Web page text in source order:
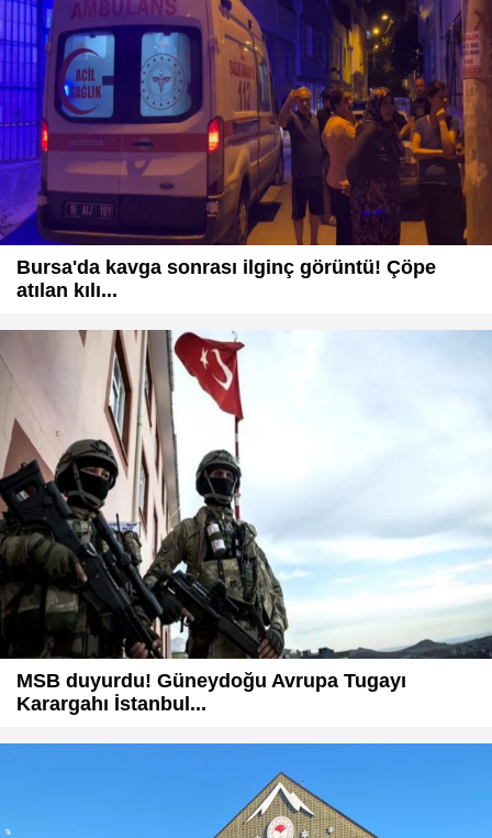
Bursa'da kavga sonrası ilginç görüntü! Çöpe
atılan kılı...
MSB duyurdu! Güneydoğu Avrupa Tugayı
Karargahı İstanbul...